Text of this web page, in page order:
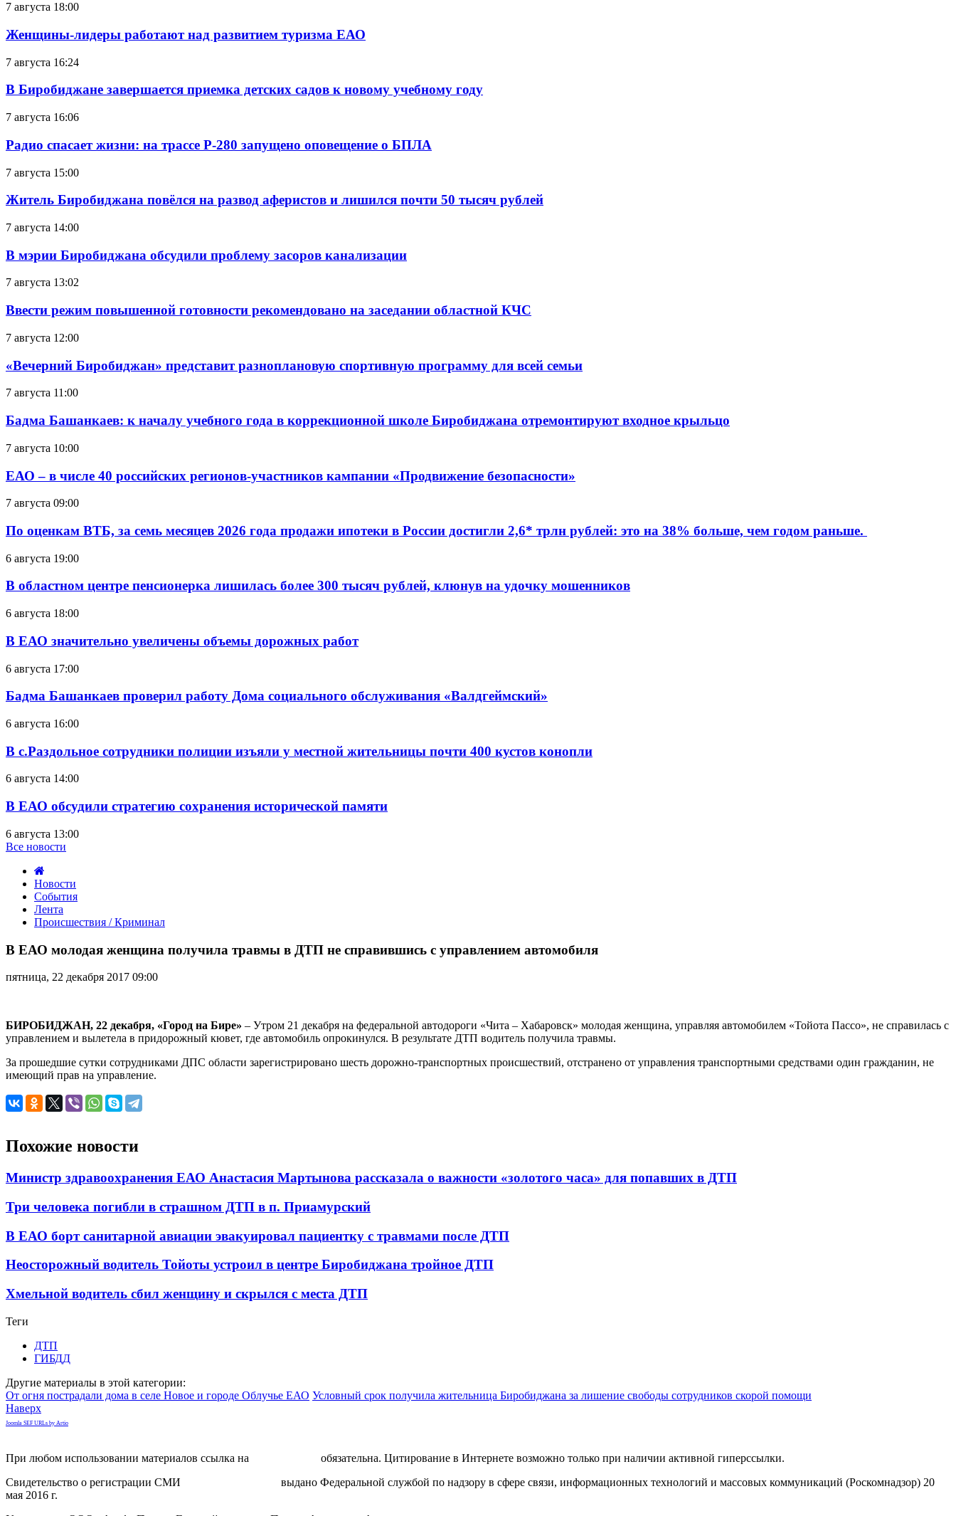
7 августа 18:00
Женщины-лидеры работают над развитием туризма ЕАО
7 августа 16:24
В Биробиджане завершается приемка детских садов к новому учебному году
7 августа 16:06
Радио спасает жизни: на трассе Р-280 запущено оповещение о БПЛА
7 августа 15:00
Житель Биробиджана повёлся на развод аферистов и лишился почти 50 тысяч рублей
7 августа 14:00
В мэрии Биробиджана обсудили проблему засоров канализации
7 августа 13:02
Ввести режим повышенной готовности рекомендовано на заседании областной КЧС
7 августа 12:00
«Вечерний Биробиджан» представит разноплановую спортивную программу для всей семьи
7 августа 11:00
Бадма Башанкаев: к началу учебного года в коррекционной школе Биробиджана отремонтируют входное крыльцо
7 августа 10:00
ЕАО – в числе 40 российских регионов-участников кампании «Продвижение безопасности»
7 августа 09:00
По оценкам ВТБ, за семь месяцев 2026 года продажи ипотеки в России достигли 2,6* трлн рублей: это на 38% больше, чем годом раньше.
6 августа 19:00
В областном центре пенсионерка лишилась более 300 тысяч рублей, клюнув на удочку мошенников
6 августа 18:00
В ЕАО значительно увеличены объемы дорожных работ
6 августа 17:00
Бадма Башанкаев проверил работу Дома социального обслуживания «Валдгеймский»
6 августа 16:00
В с.Раздольное сотрудники полиции изъяли у местной жительницы почти 400 кустов конопли
6 августа 14:00
В ЕАО обсудили стратегию сохранения исторической памяти
6 августа 13:00
Все новости
Новости
События
Лента
Происшествия / Криминал
ЕАО
женщина
получила
ДТП
не
с
управлением
В ЕАО молодая женщина получила травмы в ДТП не справившись с управлением автомобиля
пятница, 22 декабря 2017 09:00
БИРОБИДЖАН, 22 декабря, «Город на Бире» – Утром 21 декабря на федеральной автодороги «Чита – Хабаровск» молодая женщина, управляя автомобилем «Тойота Пассо», не справилась с
управлением и вылетела в придорожный кювет, где автомобиль опрокинулся. В результате ДТП водитель получила травмы.
За прошедшие сутки сотрудниками ДПС области зарегистрировано шесть дорожно-транспортных происшествий, отстранено от управления транспортными средствами один гражданин, не
имеющий прав на управление.
Похожие новости
Министр здравоохранения ЕАО Анастасия Мартынова рассказала о важности «золотого часа» для попавших в ДТП
Три человека погибли в страшном ДТП в п. Приамурский
В ЕАО борт санитарной авиации эвакуировал пациентку с травмами после ДТП
Неосторожный водитель Тойоты устроил в центре Биробиджана тройное ДТП
Хмельной водитель сбил женщину и скрылся с места ДТП
Теги
ДТП
ГИБДД
Другие материалы в этой категории:
От огня пострадали дома в селе Новое и городе Облучье ЕАО Условный срок получила жительница Биробиджана за лишение свободы сотрудников скорой помощи
Наверх
Joomla SEF URLs by Artio
При любом использовании материалов ссылка на
обязательна. Цитирование в Интернете возможно только при наличии активной гиперссылки.
Свидетельство о регистрации СМИ
выдано Федеральной службой по надзору в сфере связи, информационных технологий и массовых коммуникаций (Роскомнадзор) 20
мая 2016 г.